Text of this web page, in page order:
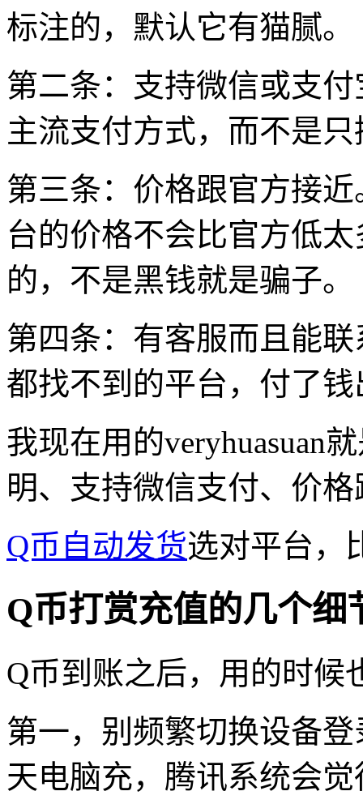
标注的，默认它有猫腻。
第二条：支持微信或支
主流支付方式，而不是
第三条：价格跟官方接
台的价格不会比官方低
的，不是黑钱就是骗子。
第四条：有客服而且能
都找不到的平台，付了
我现在用的veryhuasuan
明、支持微信支付、价
Q币自动发货选对平台，
Q币打赏充值的几个细
Q币到账之后，用的时候
第一，别频繁切换设备
天电脑充，腾讯系统会